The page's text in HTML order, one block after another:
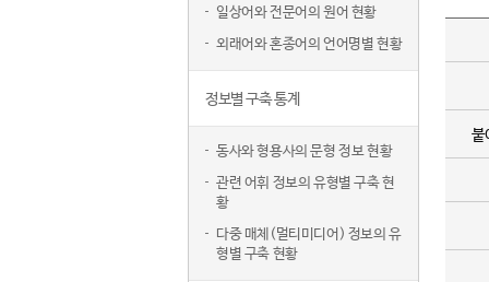
일상어와 전문어의 원어 현황
외래어와 혼종어의 언어명별 현황
정보별 구축 통계
동사와 형용사의 문형 정보 현황
관련 어휘 정보의 유형별 구축 현
황
다중 매체(멀티미디어) 정보의 유
형별 구축 현황
붙